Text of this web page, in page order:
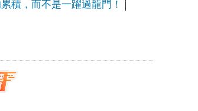
積，而不是一躍過龍門！